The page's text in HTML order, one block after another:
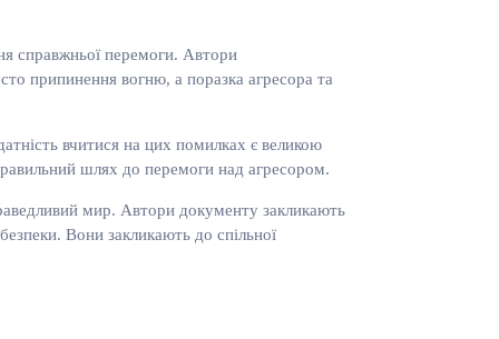
справжньої перемоги. Автори
припинення вогню, а поразка агресора та
вчитися на цих помилках є великою
шлях до перемоги над агресором.
мир. Автори документу закликають
Вони закликають до спільної